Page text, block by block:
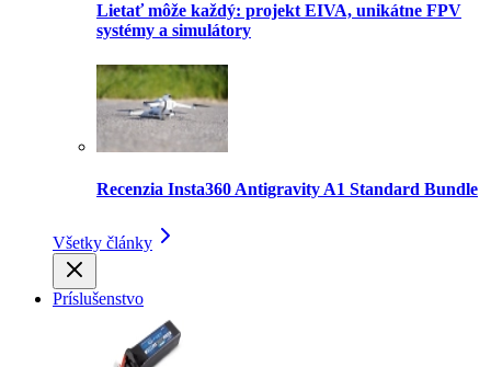
Lietať môže každý: projekt EIVA, unikátne FPV
systémy a simulátory
Recenzia Insta360 Antigravity A1 Standard Bundle
Všetky články
Príslušenstvo